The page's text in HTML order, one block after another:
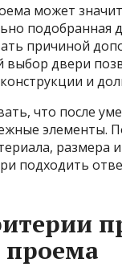
может
причиной
выбор двери
и
что после
элементы.
размера
подходить